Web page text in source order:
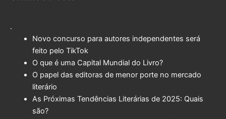
.
Novo concurso para autores independentes será
feito pelo TikTok
O que é uma Capital Mundial do Livro?
O papel das editoras de menor porte no mercado
literário
As Próximas Tendências Literárias de 2025: Quais
são?